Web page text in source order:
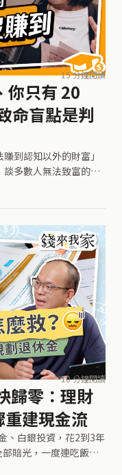
15 分鐘閱讀
你只有 20
命盲點是判
到認知以外的財富」
多數人無法致富的盲
、知道卻做不到。本
10 分鐘閱讀
歸零：理財
建現金流
、白銀投資，花2到3年
賠光，一度連吃飯、
錢來我家》做素人財